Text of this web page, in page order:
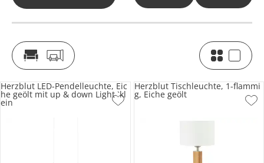
Herzblut LED-Pendelleuchte, Eic
he geölt mit up & down Light `kl
ein
Herzblut Tischleuchte, 1-flammi
g, Eiche geölt